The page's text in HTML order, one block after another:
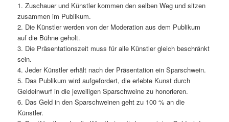
1. Zuschauer und Künstler kommen den selben Weg und sitzen
zusammen im Publikum.
2. Die Künstler werden von der Moderation aus dem Publikum
auf die Bühne geholt.
3. Die Präsentationszeit muss für alle Künstler gleich beschränkt
sein.
4. Jeder Künstler erhält nach der Präsentation ein Sparschwein.
5. Das Publikum wird aufgefordert, die erlebte Kunst durch
Geldeinwurf in die jeweiligen Sparschweine zu honorieren.
6. Das Geld in den Sparschweinen geht zu 100 % an die
Künstler.